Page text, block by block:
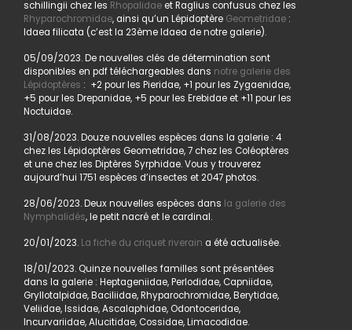
schillingii chez les Rhopalidaeet Raglius confusus chez les
Rhyparochromidae, ainsi qu’un Lépidoptère Geometridae:
Idaea filicata (c’est la 23ème Idaea de notre galerie).
05/09/2023. De nouvelles clés de détermination sont
disponibles en pdf téléchargeables dans notre galerie des
Lépidoptères : +2 pour les Pieridae, +1 pour les Zygaenidae,
+5 pour les Drepanidae, +5 pour les Erebidae et +11 pour les
Noctuidae.
31/08/2023. Douze nouvelles espèces dans la galerie : 4
chez les Lépidoptères Geometridae, 7 chez les Coléoptères
et une chez les Diptères Syrphidae. Vous y trouverez
aujourd’hui 1751 espèces d’insectes et 2047 photos.
28/06/2023. Deux nouvelles espèces dans la galerie des
Nymphalidés, le petit nacré et le cardinal.
20/01/2023. La fiche du criquet riverain a été actualisée.
18/01/2023. Quinze nouvelles familles sont présentées
dans la galerie : Heptageniidae, Perlodidae, Capniidae,
Gryllotalpidae, Baciliidae, Rhyparochromidae, Berytidae,
Veliidae, Issidae, Ascalaphidae, Odontoceridae,
Incurvariidae, Alucitidae, Cossidae, Limacodidae.